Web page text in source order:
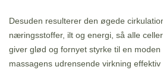
Desuden resulterer den øgede
næringsstoffer, ilt og energi, så alle
giver glød og fornyet styrke til en
massagens udrensende virkning effektiv